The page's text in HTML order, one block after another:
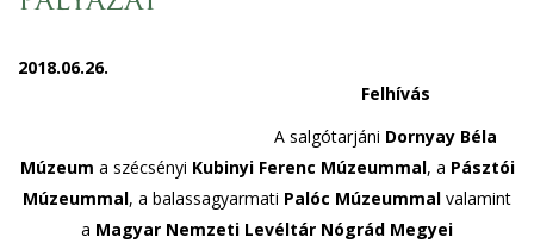
2018.06.26.
Felhívás
A salgótarjáni Dornyay Béla
Múzeum a szécsényi Kubinyi Ferenc Múzeummal, a Pásztói
Múzeummal, a balassagyarmati Palóc Múzeummal valamint
a Magyar Nemzeti Levéltár Nógrád Megyei